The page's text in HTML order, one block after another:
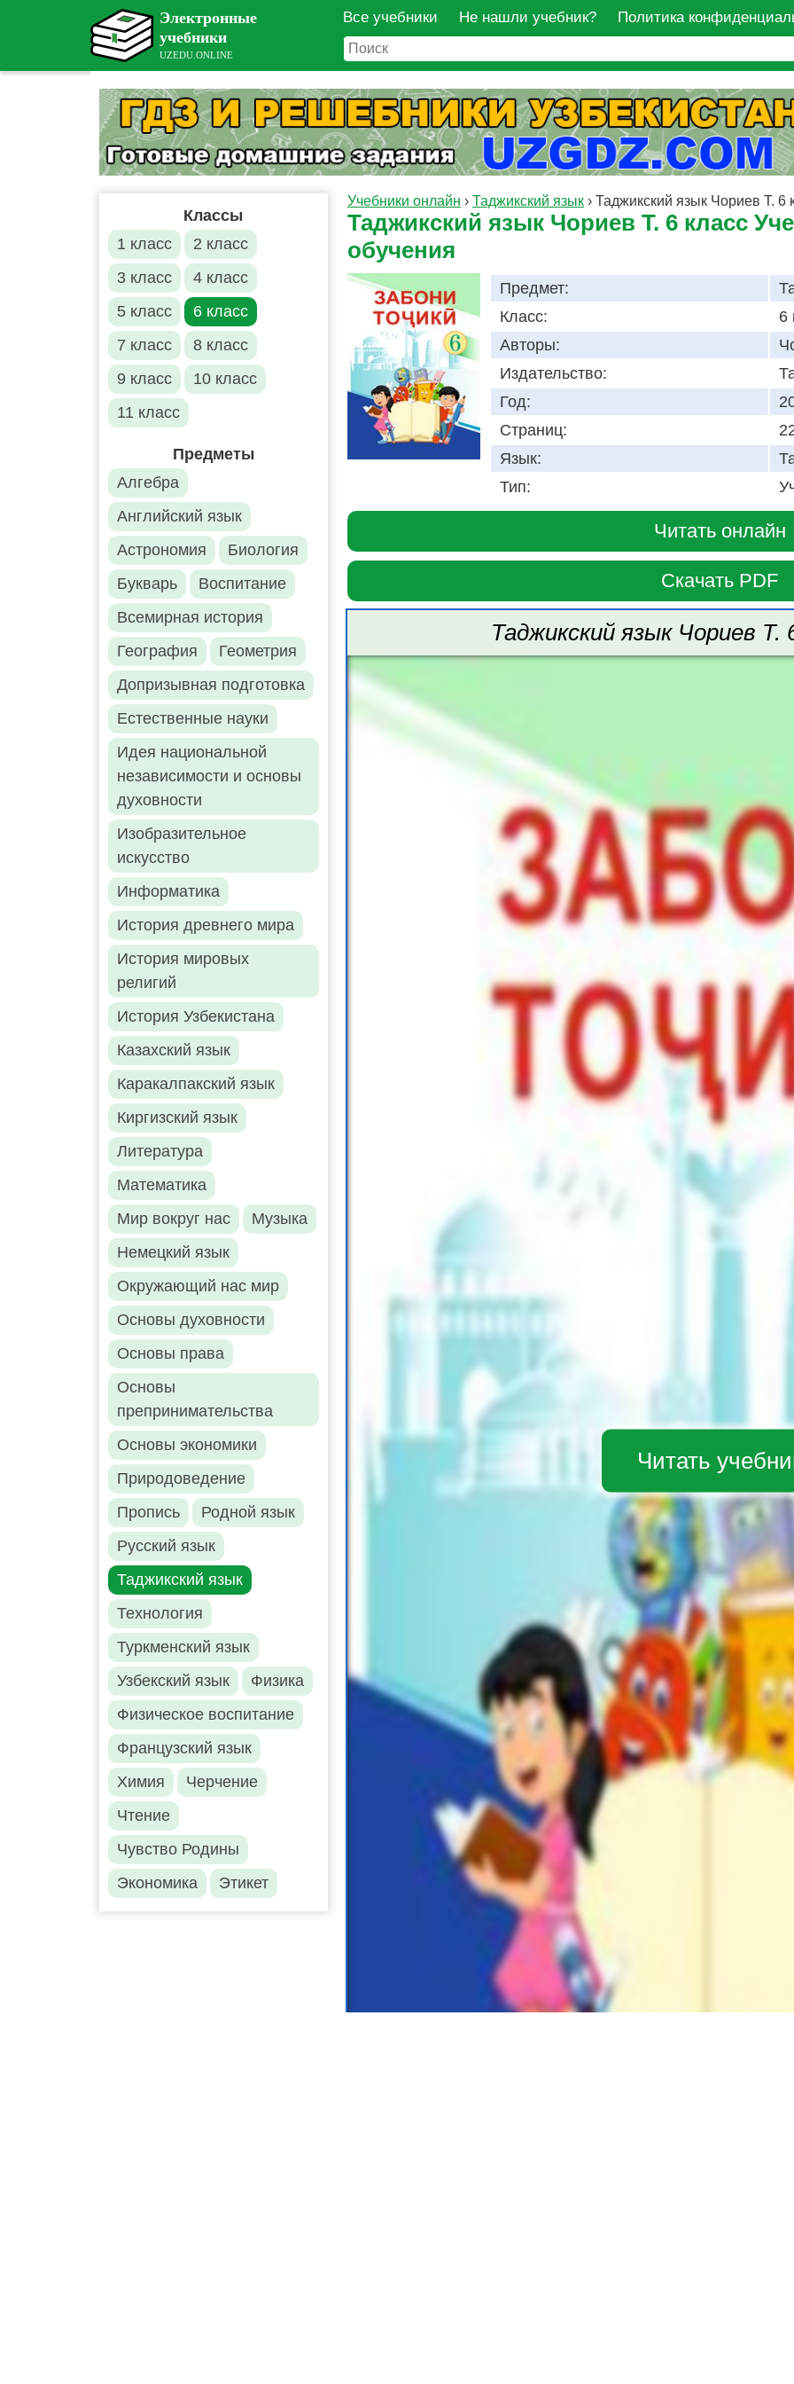
Все учебники Не нашли учебник? Политика
Классы
1 класс
2 класс
3 класс
4 класс
5 класс
6 класс
7 класс
8 класс
9 класс
10 класс
11 класс
Предметы
Алгебра
Английский язык
Астрономия
Биология
Букварь
Воспитание
Всемирная история
География
Геометрия
Допризывная подготовка
Естественные науки
Идея национальной
независимости и основы
духовности
Изобразительное
искусство
Информатика
История древнего мира
История мировых
религий
История Узбекистана
Казахский язык
Каракалпакский язык
Киргизский язык
Литература
Математика
Мир вокруг нас
Музыка
Немецкий язык
Окружающий нас мир
Основы духовности
Основы права
Основы
препринимательства
Основы экономики
Природоведение
Пропись
Родной язык
Русский язык
Таджикский язык
Технология
Туркменский язык
Узбекский язык
Физика
Физическое воспитание
Французский язык
Химия
Черчение
Чтение
Чувство Родины
Экономика
Этикет
Учебники онлайн › Таджикский язык › Таджикский язык Чориев Т. 6
Таджикский язык Чориев Т. 6 класс
обучения
Предмет:
Класс:
6
Авторы:
Издательство:
Год:
Страниц:
Язык:
Тип:
Читать онлайн
Скачать PDF
Таджикский язык Чориев Т.
Читать